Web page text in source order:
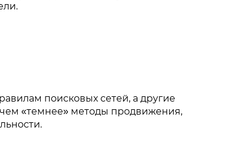
поисковых сетей, а другие
«темнее» методы продвижения,